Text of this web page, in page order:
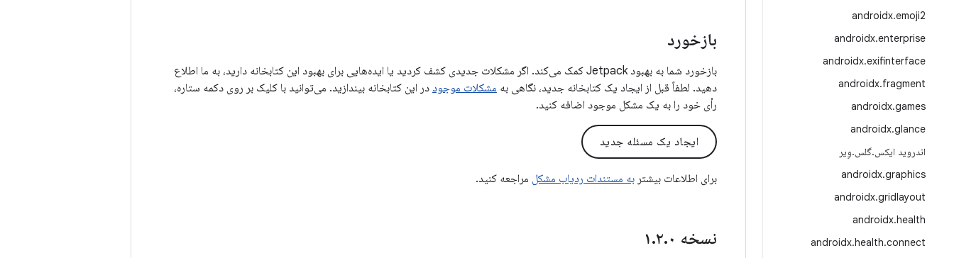
androidx.emoji2
androidx.enterprise
androidx.exifinterface
androidx.fragment
androidx.games
androidx.glance
اندروید ایکس.گلس.وِیر
androidx.graphics
androidx.gridlayout
androidx.health
androidx.health.connect
بازخورد
بازخورد شما به بهبود Jetpack کمک می‌کند. اگر مشکلات جدیدی کشف کردید یا ایده‌هایی برای بهبود این کتابخانه دارید، به ما اطلاع
دهید. لطفاً قبل از ایجاد یک کتابخانه جدید، نگاهی به مشکلات موجود در این کتابخانه بیندازید. می‌توانید با کلیک بر روی دکمه ستاره،
رأی خود را به یک مشکل موجود اضافه کنید.
ایجاد یک مسئله جدید
برای اطلاعات بیشتر به مستندات ردیاب مشکل مراجعه کنید.
نسخه ۱ .۲.۰